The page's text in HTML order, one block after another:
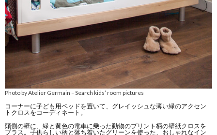
Photo by Atelier Germain –Search kids’ room pictures
コーナーに子ども用ベッドを置いて、グレイッシュな薄い緑のアクセン
トクロスをコーディネート。
頭側の壁に、緑と黄色の電車に乗った動物のプリント柄の壁紙クロスを
プラス。子供らしい柄と落ち着いたグリーンを使った、おしゃれなイン